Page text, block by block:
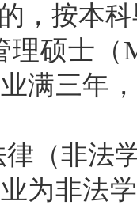
，按本
理硕士
满三年
（非法
为非法